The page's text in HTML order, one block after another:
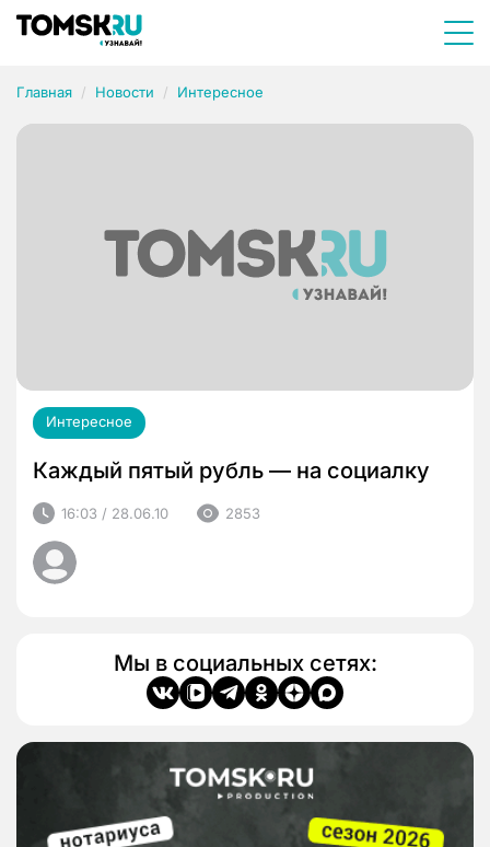
Главная Новости Интересное
Интересное
Каждый пятый рубль — на социалку
16:03 / 28.06.10 2853
Мы в социальных сетях: